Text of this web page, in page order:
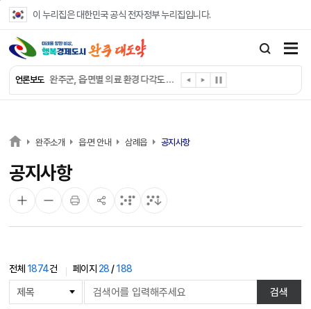
이 누리집은 대한민국 공식 전자정부 누리집입니다.
언론보도
완주군, ‘수의계약 총량제’ 개편 운영
완주군 청소년, 초록우산 지원으로 치과 치료
완주군, 읍·면별 의료 환경 다각도 진단한다
완주군, 모바일 헬스케어 “내 건강 변화 직접 확인”
전북은행, 완주군에 ‘시원키트’ 60세트 기탁
완주소개 읍·면 안내 삼례읍 공지사항
공지사항
전체 1874건 페이지 28 /188
검색